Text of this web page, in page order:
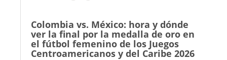
Colombia vs. México: hora y dónde
ver la final por la medalla de oro en
el fútbol femenino de los Juegos
Centroamericanos y del Caribe 2026